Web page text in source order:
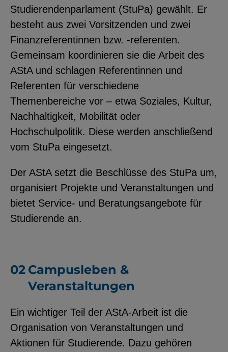
Studierendenparlament (StuPa) gewählt. Er
besteht aus zwei Vorsitzenden und zwei
Finanzreferentinnen bzw. -referenten.
Gemeinsam koordinieren sie die Arbeit des
AStA und schlagen Referentinnen und
Referenten für verschiedene
Themenbereiche vor – etwa Soziales, Kultur,
Nachhaltigkeit, Mobilität oder
Hochschulpolitik. Diese werden anschließend
vom StuPa eingesetzt.
Der AStA setzt die Beschlüsse des StuPa um,
organisiert Projekte und Veranstaltungen und
bietet Service- und Beratungsangebote für
Studierende an.
Campusleben &
Veranstaltungen
Ein wichtiger Teil der AStA-Arbeit ist die
Organisation von Veranstaltungen und
Aktionen für Studierende. Dazu gehören